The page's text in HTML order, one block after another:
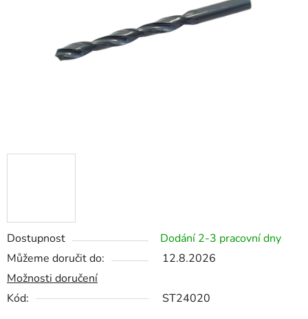
Dostupnost
Dodání 2-3 pracovní dny
Můžeme doručit do:
12.8.2026
Možnosti doručení
Kód:
ST24020